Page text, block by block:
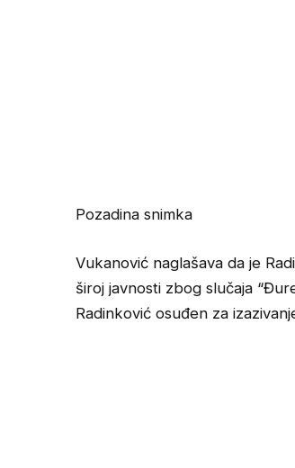
Pozadina snimka
Vukanović naglašava da je
široj javnosti zbog slučaja
Radinković osuđen za